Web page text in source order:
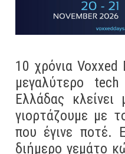
10 χρόνια
μεγαλύτερο
Ελλάδας
γιορτάζουμε με
που έγινε ποτέ.
διήμερο γεμάτο